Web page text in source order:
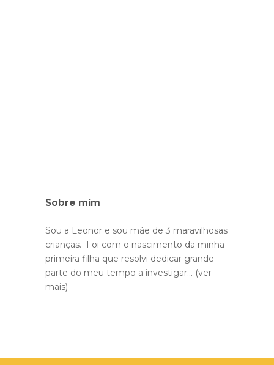
Sobre mim
Sou a Leonor e sou mãe de 3 maravilhosas
crianças. Foi com o nascimento da minha
primeira filha que resolvi dedicar grande
parte do meu tempo a investigar... (ver
mais)